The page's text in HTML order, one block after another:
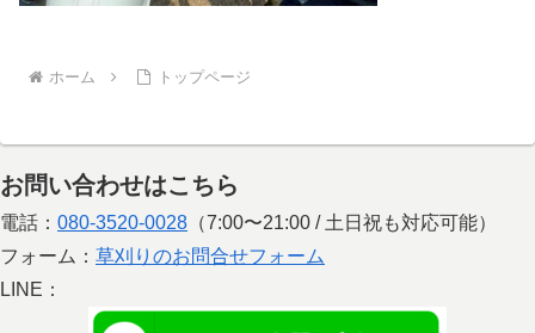
ホーム トップページ
お問い合わせはこちら
電話： 080-3520-0028 （7:00〜21:00 / 土日祝も対応可能）
フォーム： 草刈りのお問合せフォーム
LINE：